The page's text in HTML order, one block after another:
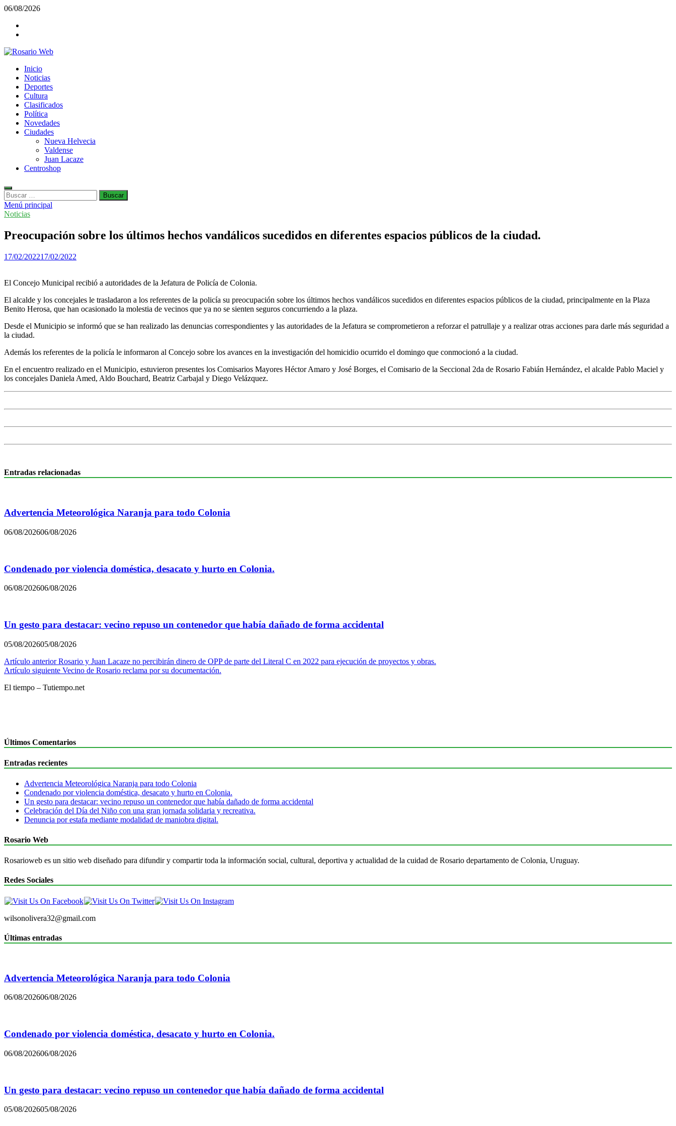
Saltar
contenido
06/08/2026
Rosario Web
Todas la noticias de Rosario y la zona
Inicio
Noticias
Deportes
Cultura
Clasificados
Política
Novedades
Ciudades
Nueva Helvecia
Valdense
Juan Lacaze
Centroshop
Buscar:
Menú principal
Noticias
Preocupación sobre los últimos hechos vandálicos sucedidos en diferentes espacios públicos de la ciudad.
17/02/202217/02/2022
El Concejo Municipal recibió a autoridades de la Jefatura de Policía de Colonia.
El alcalde y los concejales le trasladaron a los referentes de la policía su preocupación sobre los últimos hechos vandálicos sucedidos en diferentes espacios públicos de la ciudad, principalmente en la Plaza
Benito Herosa, que han ocasionado la molestia de vecinos que ya no se sienten seguros concurriendo a la plaza.
Desde el Municipio se informó que se han realizado las denuncias correspondientes y las autoridades de la Jefatura se comprometieron a reforzar el patrullaje y a realizar otras acciones para darle más seguridad a
la ciudad.
Además los referentes de la policía le informaron al Concejo sobre los avances en la investigación del homicidio ocurrido el domingo que conmocionó a la ciudad.
En el encuentro realizado en el Municipio, estuvieron presentes los Comisarios Mayores Héctor Amaro y José Borges, el Comisario de la Seccional 2da de Rosario Fabián Hernández, el alcalde Pablo Maciel y
los concejales Daniela Amed, Aldo Bouchard, Beatriz Carbajal y Diego Velázquez.
Entradas relacionadas
Advertencia Meteorológica Naranja para todo Colonia
06/08/202606/08/2026
Condenado por violencia doméstica, desacato y hurto en Colonia.
06/08/202606/08/2026
Un gesto para destacar: vecino repuso un contenedor que había dañado de forma accidental
05/08/202605/08/2026
Navegación
de
entradas
Artículo anterior Rosario y Juan Lacaze no percibirán dinero de OPP de parte del Literal C en 2022 para ejecución de proyectos y obras.
Artículo siguiente Vecino de Rosario reclama por su documentación.
El tiempo – Tutiempo.net
Últimos Comentarios
Entradas recientes
Advertencia Meteorológica Naranja para todo Colonia
Condenado por violencia doméstica, desacato y hurto en Colonia.
Un gesto para destacar: vecino repuso un contenedor que había dañado de forma accidental
Celebración del Día del Niño con una gran jornada solidaria y recreativa.
Denuncia por estafa mediante modalidad de maniobra digital.
Rosario Web
Rosarioweb es un sitio web diseñado para difundir y compartir toda la información social, cultural, deportiva y actualidad de la cuidad de Rosario departamento de Colonia, Uruguay.
Redes Sociales
wilsonolivera32@gmail.com
Últimas entradas
Advertencia Meteorológica Naranja para todo Colonia
06/08/202606/08/2026
Condenado por violencia doméstica, desacato y hurto en Colonia.
06/08/202606/08/2026
Un gesto para destacar: vecino repuso un contenedor que había dañado de forma accidental
05/08/202605/08/2026